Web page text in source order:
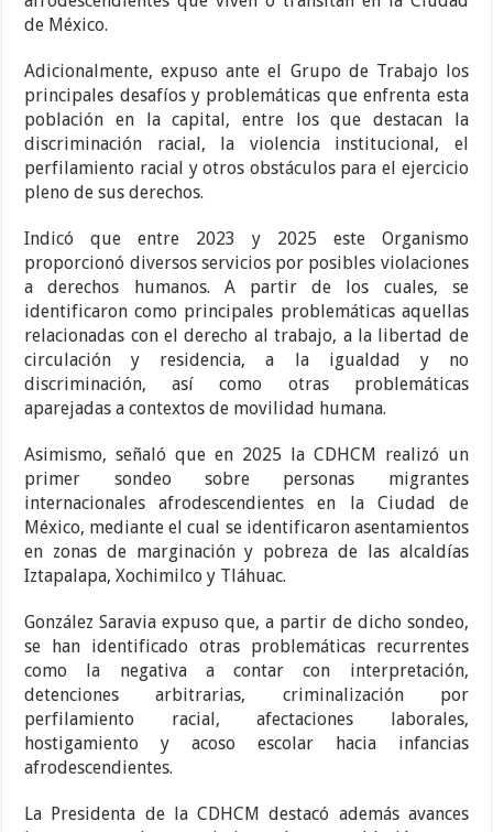
de México.
Adicionalmente, expuso ante el Grupo de Trabajo los
principales desafíos y problemáticas que enfrenta esta
población en la capital, entre los que destacan la
discriminación racial, la violencia institucional, el
perfilamiento racial y otros obstáculos para el ejercicio
pleno de sus derechos.
Indicó que entre 2023 y 2025 este Organismo
proporcionó diversos servicios por posibles violaciones
a derechos humanos. A partir de los cuales, se
identificaron como principales problemáticas aquellas
relacionadas con el derecho al trabajo, a la libertad de
circulación y residencia, a la igualdad y no
discriminación, así como otras problemáticas
aparejadas a contextos de movilidad humana.
Asimismo, señaló que en 2025 la CDHCM realizó un
primer sondeo sobre personas migrantes
internacionales afrodescendientes en la Ciudad de
México, mediante el cual se identificaron asentamientos
en zonas de marginación y pobreza de las alcaldías
Iztapalapa, Xochimilco y Tláhuac.
González Saravia expuso que, a partir de dicho sondeo,
se han identificado otras problemáticas recurrentes
como la negativa a contar con interpretación,
detenciones arbitrarias, criminalización por
perfilamiento racial, afectaciones laborales,
hostigamiento y acoso escolar hacia infancias
afrodescendientes.
La Presidenta de la CDHCM destacó además avances